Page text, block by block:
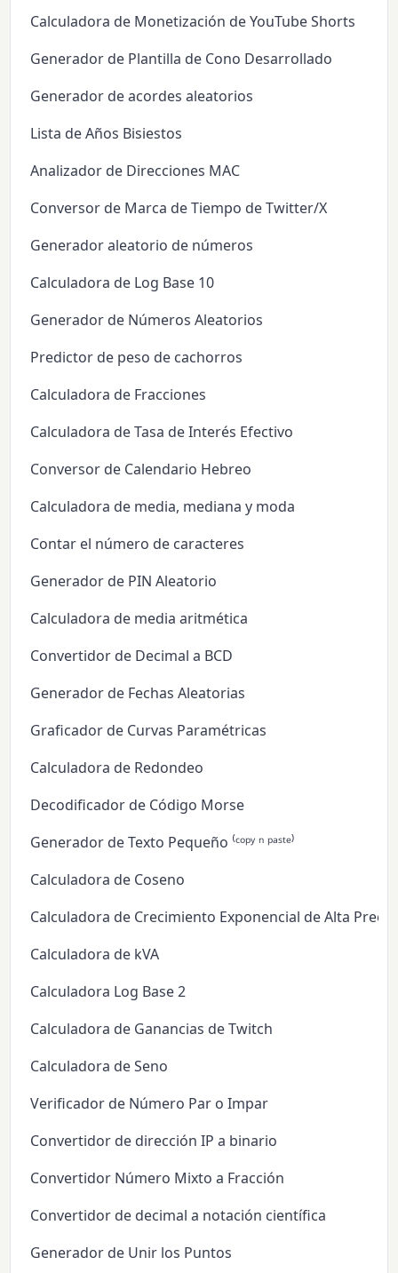
Calculadora de Monetización de YouTube Shorts
Generador de Plantilla de Cono Desarrollado
Generador de acordes aleatorios
Lista de Años Bisiestos
Analizador de Direcciones MAC
Conversor de Marca de Tiempo de Twitter/X
Generador aleatorio de números
Calculadora de Log Base 10
Generador de Números Aleatorios
Predictor de peso de cachorros
Calculadora de Fracciones
Calculadora de Tasa de Interés Efectivo
Conversor de Calendario Hebreo
Calculadora de media, mediana y moda
Contar el número de caracteres
Generador de PIN Aleatorio
Calculadora de media aritmética
Convertidor de Decimal a BCD
Generador de Fechas Aleatorias
Graficador de Curvas Paramétricas
Calculadora de Redondeo
Decodificador de Código Morse
Generador de Texto Pequeño ⁽ᶜᵒᵖʸ ⁿ ᵖᵃˢᵗᵉ⁾
Calculadora de Coseno
Calculadora de Crecimiento Exponencial de Alta
Calculadora de kVA
Calculadora Log Base 2
Calculadora de Ganancias de Twitch
Calculadora de Seno
Verificador de Número Par o Impar
Convertidor de dirección IP a binario
Convertidor Número Mixto a Fracción
Convertidor de decimal a notación científica
Generador de Unir los Puntos